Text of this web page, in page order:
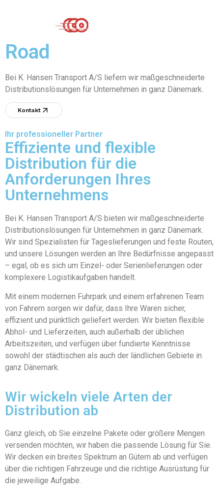
Road
Bei K. Hansen Transport A/S liefern wir maßgeschneiderte
Distributionslösungen für Unternehmen in ganz Dänemark.
Kontakt
Ihr professioneller Partner
Effiziente und flexible
Distribution für die
Anforderungen Ihres
Unternehmens
Bei K. Hansen Transport A/S bieten wir maßgeschneiderte
Distributionslösungen für Unternehmen in ganz Dänemark.
Wir sind Spezialisten für Tageslieferungen und feste Routen,
und unsere Lösungen werden an Ihre Bedürfnisse angepasst
– egal, ob es sich um Einzel- oder Serienlieferungen oder
komplexere Logistikaufgaben handelt.
Mit einem modernen Fuhrpark und einem erfahrenen Team
von Fahrern sorgen wir dafür, dass Ihre Waren sicher,
effizient und pünktlich geliefert werden. Wir bieten flexible
Abhol- und Lieferzeiten, auch außerhalb der üblichen
Arbeitszeiten, und verfügen über fundierte Kenntnisse
sowohl der städtischen als auch der ländlichen Gebiete in
ganz Dänemark.
Wir wickeln viele Arten der
Distribution ab
Ganz gleich, ob Sie einzelne Pakete oder größere Mengen
versenden möchten, wir haben die passende Lösung für Sie.
Wir decken ein breites Spektrum an Gütern ab und verfügen
über die richtigen Fahrzeuge und die richtige Ausrüstung für
die jeweilige Aufgabe.